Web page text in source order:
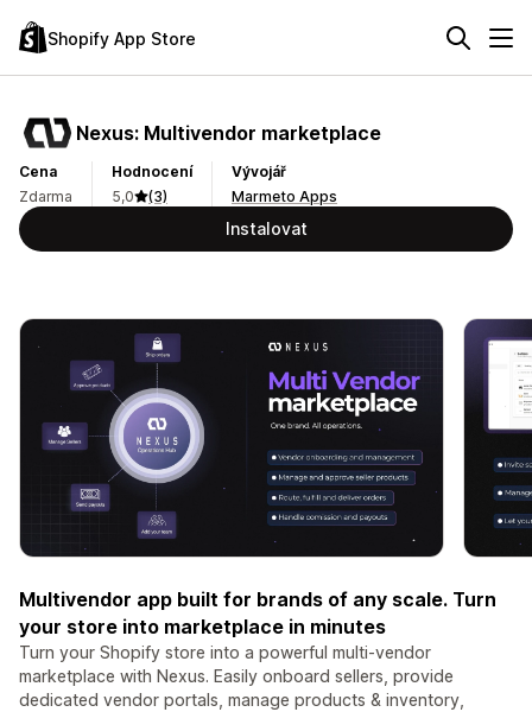
Shopify App Store
Nexus: Multivendor marketplace
Cena
Zdarma
Hodnocení
5,0
(3)
Vývojář
Marmeto Apps
Instalovat
Multivendor app built for brands of any scale. Turn
your store into marketplace in minutes
Turn your Shopify store into a powerful multi-vendor
marketplace with Nexus. Easily onboard sellers, provide
dedicated vendor portals, manage products & inventory,